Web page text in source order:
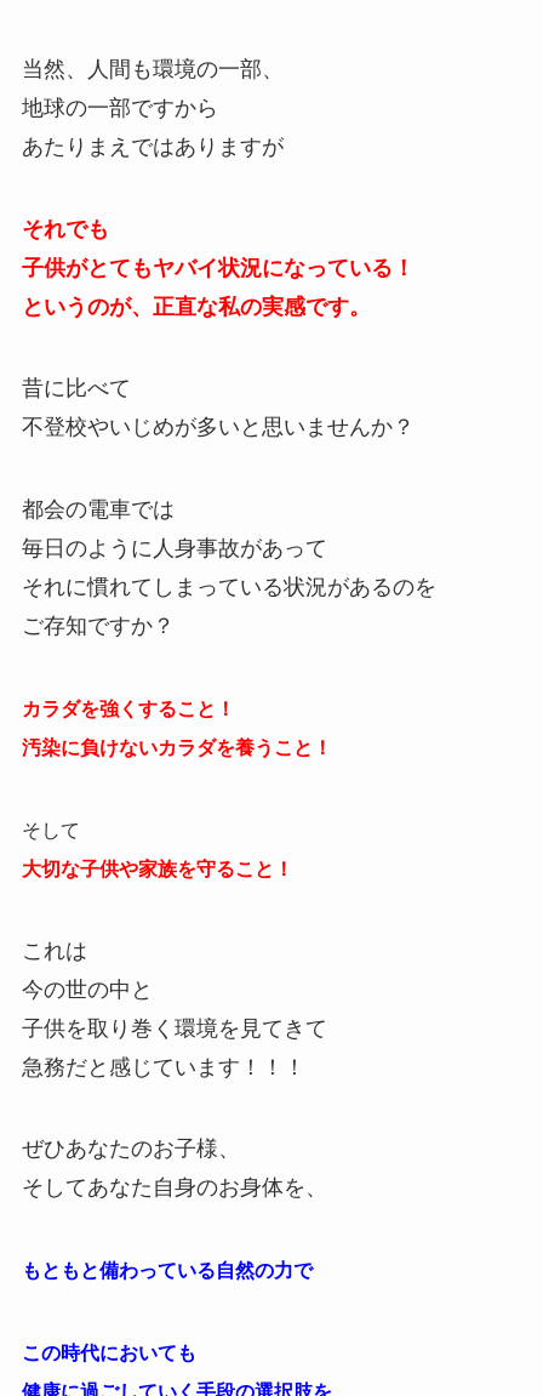
当然、人間も環境の一部、
地球の一部ですから
あたりまえではありますが
それでも
子供がとてもヤバイ状況になっている！
というのが、正直な私の実感です。
昔に比べて
不登校やいじめが多いと思いませんか？
都会の電車では
毎日のように人身事故があって
それに慣れてしまっている状況があるのを
ご存知ですか？
カラダを強くすること！
汚染に負けないカラダを養うこと！
そして
大切な子供や家族を守ること！
これは
今の世の中と
子供を取り巻く環境を見てきて
急務だと感じています！！！
ぜひあなたのお子様、
そしてあなた自身のお身体を、
もともと備わっている自然の力で
この時代においても